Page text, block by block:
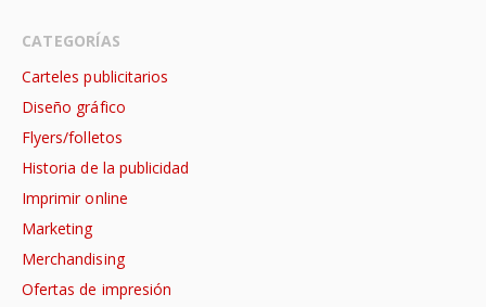
CATEGORÍAS
Carteles publicitarios
Diseño gráfico
Flyers/folletos
Historia de la publicidad
Imprimir online
Marketing
Merchandising
Ofertas de impresión